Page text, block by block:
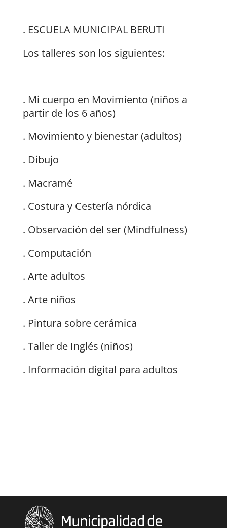
. ESCUELA MUNICIPAL BERUTI
Los talleres son los siguientes:
. Mi cuerpo en Movimiento (niños a
partir de los 6 años)
. Movimiento y bienestar (adultos)
. Dibujo
. Macramé
. Costura y Cestería nórdica
. Observación del ser (Mindfulness)
. Computación
. Arte adultos
. Arte niños
. Pintura sobre cerámica
. Taller de Inglés (niños)
. Información digital para adultos